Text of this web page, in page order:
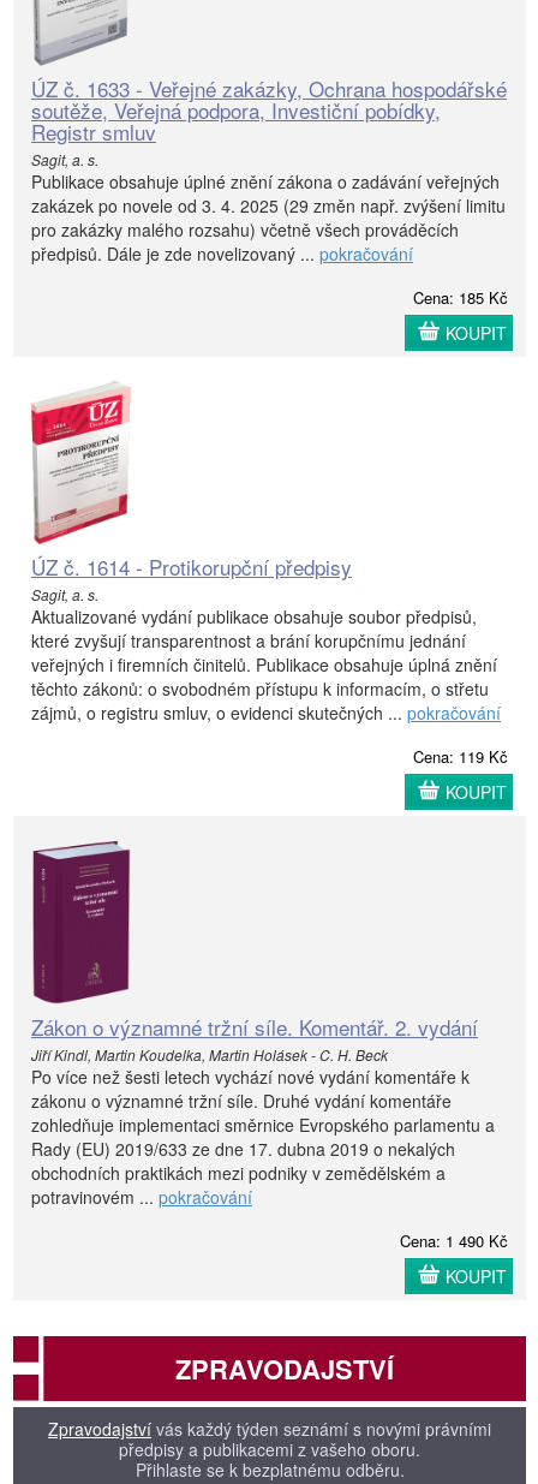
ÚZ č. 1633 - Veřejné zakázky, Ochrana hospodářské
soutěže, Veřejná podpora, Investiční pobídky,
Registr smluv
Sagit, a. s.
Publikace obsahuje úplné znění zákona o zadávání veřejných
zakázek po novele od 3. 4. 2025 (29 změn např. zvýšení limitu
pro zakázky malého rozsahu) včetně všech prováděcích
předpisů. Dále je zde novelizovaný ... pokračování
Cena: 185 Kč
KOUPIT
ÚZ č. 1614 - Protikorupční předpisy
Sagit, a. s.
Aktualizované vydání publikace obsahuje soubor předpisů,
které zvyšují transparentnost a brání korupčnímu jednání
veřejných i firemních činitelů. Publikace obsahuje úplná znění
těchto zákonů: o svobodném přístupu k informacím, o střetu
zájmů, o registru smluv, o evidenci skutečných ... pokračování
Cena: 119 Kč
KOUPIT
Zákon o významné tržní síle. Komentář. 2. vydání
Jiří Kindl, Martin Koudelka, Martin Holásek - C. H. Beck
Po více než šesti letech vychází nové vydání komentáře k
zákonu o významné tržní síle. Druhé vydání komentáře
zohledňuje implementaci směrnice Evropského parlamentu a
Rady (EU) 2019/633 ze dne 17. dubna 2019 o nekalých
obchodních praktikách mezi podniky v zemědělském a
potravinovém ... pokračování
Cena: 1 490 Kč
KOUPIT
ZPRAVODAJSTVÍ
Zpravodajství vás každý týden seznámí s novými právními
předpisy a publikacemi z vašeho oboru.
Přihlaste se k bezplatnému odběru.